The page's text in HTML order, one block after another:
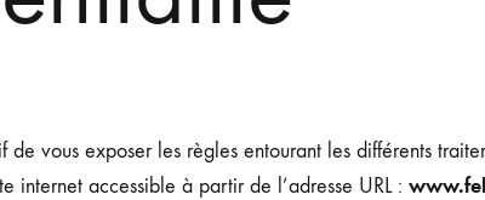
de vous exposer les règles entourant les différents
accessible à partir de l’adresse URL :